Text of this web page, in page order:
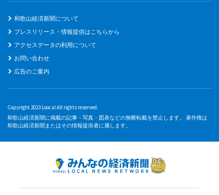
和歌山経済新聞について
プレスリリース・情報提供はこちらから
アクセスデータの利用について
お問い合わせ
広告のご案内
Copyright 2023 Loocal All rights reserved.
和歌山経済新聞に掲載の記事・写真・図表などの無断転載を禁止します。 著作権は
和歌山経済新聞またはその情報提供者に属します。